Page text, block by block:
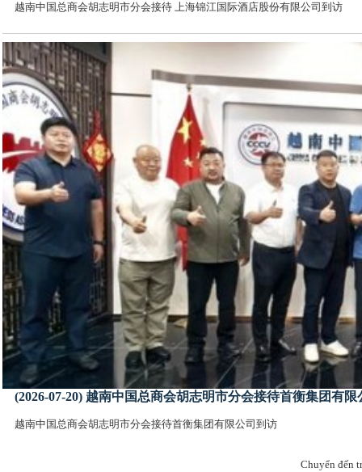
越南中国总商会胡志明市分会接待 上海锦江国际酒店股份有限公司到访
(2026-07-20) 越南中国总商会胡志明市分会接待首衡集团有限
越南中国总商会胡志明市分会接待首衡集团有限公司到访
Chuyển đến